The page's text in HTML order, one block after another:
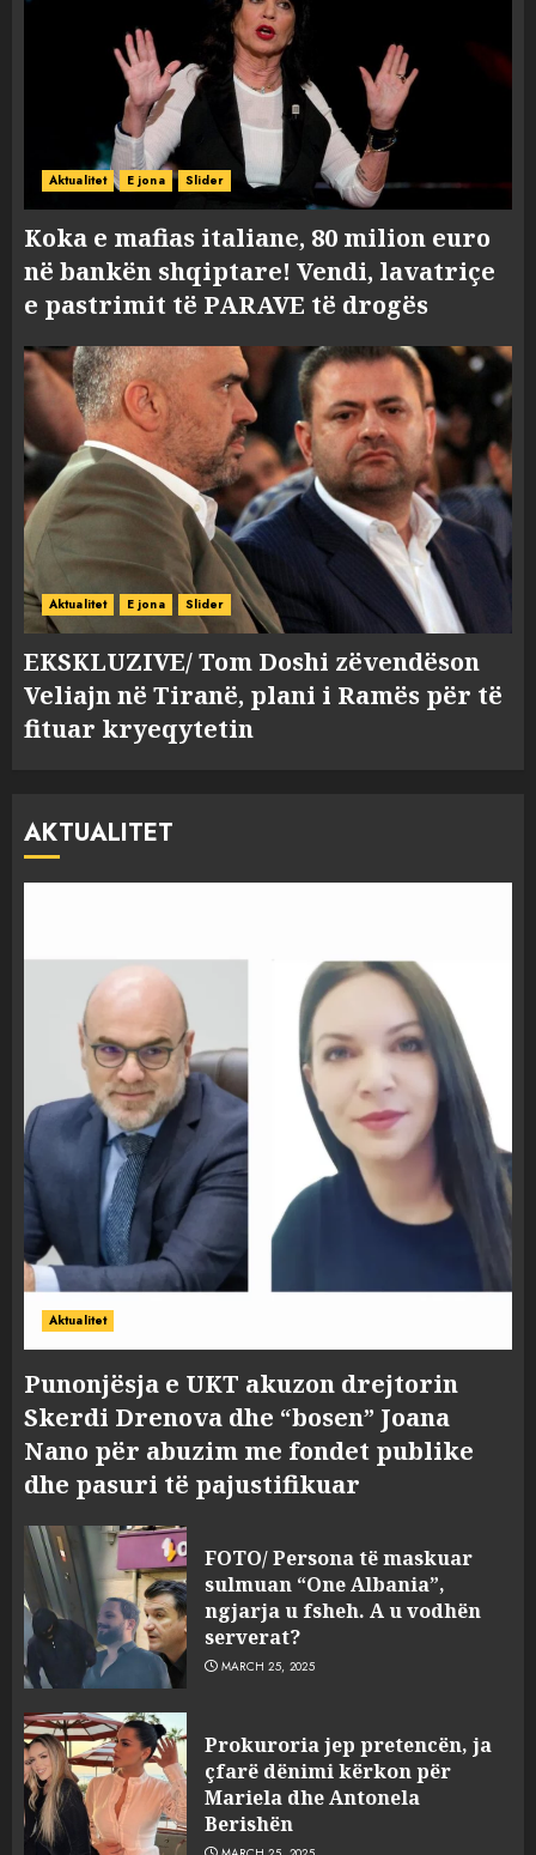
Aktualitet E jona Slider
Koka e mafias italiane, 80 milion euro
në bankën shqiptare! Vendi, lavatriçe
e pastrimit të PARAVE të drogës
Aktualitet E jona Slider
EKSKLUZIVE/ Tom Doshi zëvendëson
Veliajn në Tiranë, plani i Ramës për të
fituar kryeqytetin
AKTUALITET
Aktualitet
Punonjësja e UKT akuzon drejtorin
Skerdi Drenova dhe “bosen” Joana
Nano për abuzim me fondet publike
dhe pasuri të pajustifikuar
FOTO/ Persona të maskuar
sulmuan “One Albania”,
ngjarja u fsheh. A u vodhën
serverat?
MARCH 25, 2025
Prokuroria jep pretencën, ja
çfarë dënimi kërkon për
Mariela dhe Antonela
Berishën